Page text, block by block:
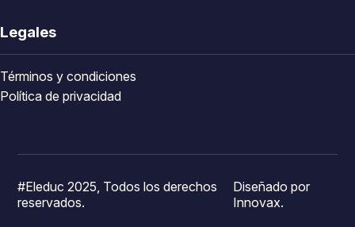
Legales
Términos y condiciones
Política de privacidad
#Eleduc 2025, Todos los derechos
reservados.
Diseñado por
Innovax.